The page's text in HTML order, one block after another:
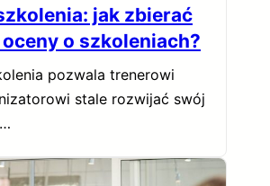
jak zbierać
o szkoleniach?
pozwala trenerowi
stale rozwijać swój